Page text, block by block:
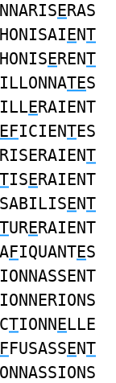
ERAS
ENT
ERENT
TES
ERAIENT
EFICIENTES
T
TISERAIENT
ENT
TURERAIENT
FIQUANTES
IONNASSENT
IONNERIONS
TIONNELLE
FFUSASSENT